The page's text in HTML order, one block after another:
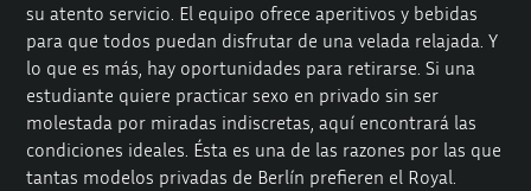
su atento servicio. El equipo ofrece aperitivos y bebidas
para que todos puedan disfrutar de una velada relajada. Y
lo que es más, hay oportunidades para retirarse. Si una
estudiante quiere practicar sexo en privado sin ser
molestada por miradas indiscretas, aquí encontrará las
condiciones ideales. Ésta es una de las razones por las que
tantas modelos privadas de Berlín prefieren el Royal.